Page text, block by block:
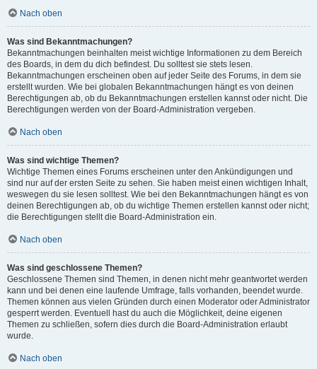
Nach oben
Was sind Bekanntmachungen?
Bekanntmachungen beinhalten meist wichtige Informationen zu dem Bereich
des Boards, in dem du dich befindest. Du solltest sie stets lesen.
Bekanntmachungen erscheinen oben auf jeder Seite des Forums, in dem sie
erstellt wurden. Wie bei globalen Bekanntmachungen hängt es von deinen
Berechtigungen ab, ob du Bekanntmachungen erstellen kannst oder nicht. Die
Berechtigungen werden von der Board-Administration vergeben.
Nach oben
Was sind wichtige Themen?
Wichtige Themen eines Forums erscheinen unter den Ankündigungen und
sind nur auf der ersten Seite zu sehen. Sie haben meist einen wichtigen Inhalt,
weswegen du sie lesen solltest. Wie bei den Bekanntmachungen hängt es von
deinen Berechtigungen ab, ob du wichtige Themen erstellen kannst oder nicht;
die Berechtigungen stellt die Board-Administration ein.
Nach oben
Was sind geschlossene Themen?
Geschlossene Themen sind Themen, in denen nicht mehr geantwortet werden
kann und bei denen eine laufende Umfrage, falls vorhanden, beendet wurde.
Themen können aus vielen Gründen durch einen Moderator oder Administrator
gesperrt werden. Eventuell hast du auch die Möglichkeit, deine eigenen
Themen zu schließen, sofern dies durch die Board-Administration erlaubt
wurde.
Nach oben